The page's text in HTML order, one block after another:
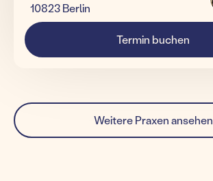
10823 Berlin
Termin buchen
Weitere Praxen ansehen